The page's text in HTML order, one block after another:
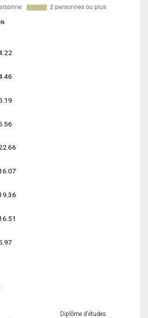
Diplôme d'études